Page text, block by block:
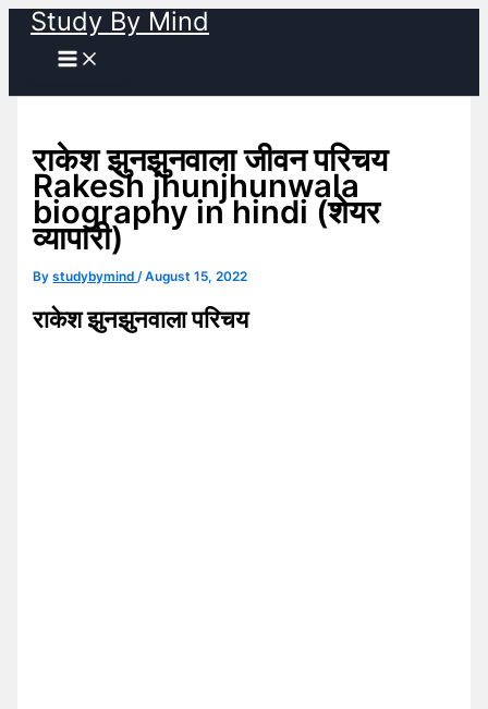
Skip
content
Study By Mind
राकेश झुनझुनवाला जीवन परिचय
Rakesh jhunjhunwala
biography in hindi (शेयर
व्यापारी)
Bystudybymind/August 15, 2022
राकेश झुनझुनवाला परिचय